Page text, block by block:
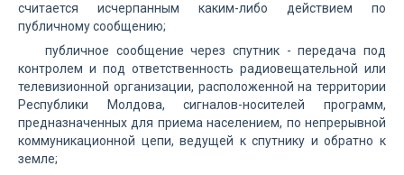
считается исчерпанным каким-либо действием по
публичному сообщению;
публичное сообщение через спутник - передача под
контролем и под ответственность радиовещательной или
телевизионной организации, расположенной на территории
Республики Молдова, сигналов-носителей программ,
предназначенных для приема населением, по непрерывной
коммуникационной цепи, ведущей к спутнику и обратно к
земле;